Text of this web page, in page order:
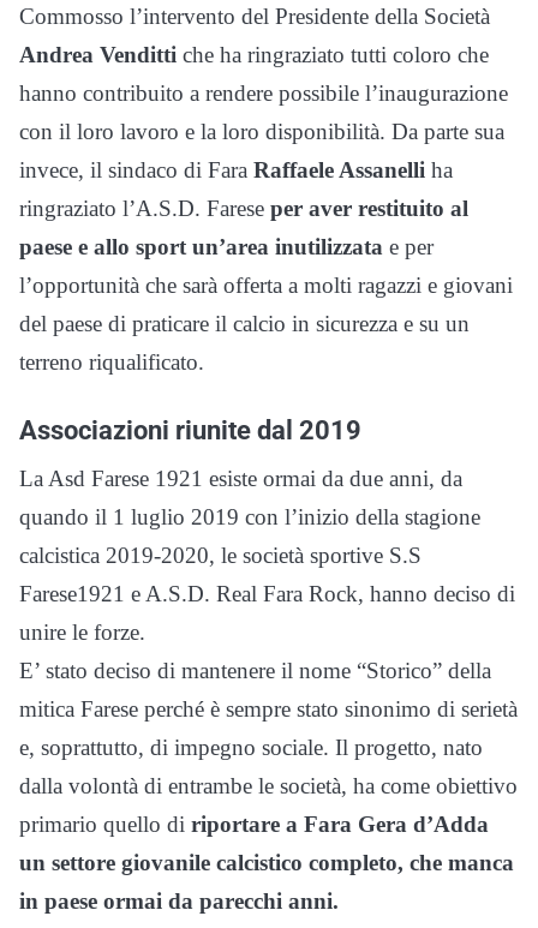
Commosso l’intervento del Presidente della Società
Andrea Venditti che ha ringraziato tutti coloro che
hanno contribuito a rendere possibile l’inaugurazione
con il loro lavoro e la loro disponibilità. Da parte sua
invece, il sindaco di Fara Raffaele Assanelli ha
ringraziato l’A.S.D. Farese per aver restituito al
paese e allo sport un’area inutilizzata e per
l’opportunità che sarà offerta a molti ragazzi e giovani
del paese di praticare il calcio in sicurezza e su un
terreno riqualificato.
Associazioni riunite dal 2019
La Asd Farese 1921 esiste ormai da due anni, da
quando il 1 luglio 2019 con l’inizio della stagione
calcistica 2019-2020, le società sportive S.S
Farese1921 e A.S.D. Real Fara Rock, hanno deciso di
unire le forze.
E’ stato deciso di mantenere il nome “Storico” della
mitica Farese perché è sempre stato sinonimo di serietà
e, soprattutto, di impegno sociale. Il progetto, nato
dalla volontà di entrambe le società, ha come obiettivo
primario quello di riportare a Fara Gera d’Adda
un settore giovanile calcistico completo, che manca
in paese ormai da parecchi anni.